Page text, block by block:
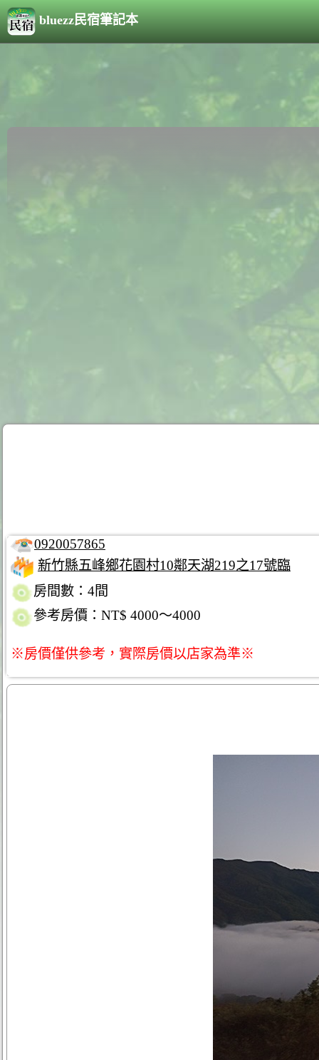
bluezz民宿筆記本
0920057865
新竹縣五峰鄉花園村10鄰天湖219之17號臨
房間數：4間
參考房價：NT$ 4000～4000
※房價僅供參考，實際房價以店家為準※